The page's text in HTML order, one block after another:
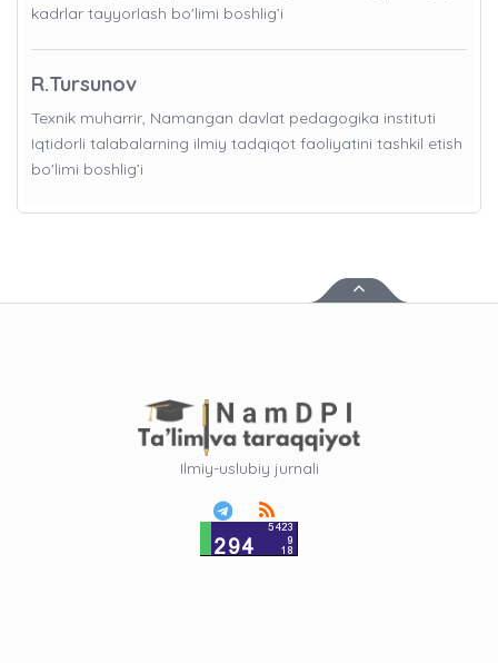
kadrlar tayyorlash bo'limi boshlig’i
R.Tursunov
Texnik muharrir, Namangan davlat pedagogika instituti
Iqtidorli talabalarning ilmiy tadqiqot faoliyatini tashkil etish
bo'limi boshlig’i
Ilmiy-uslubiy jurnali